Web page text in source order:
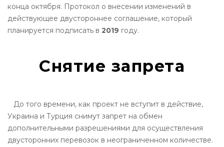
конца октября. Протокол о внесении изменений в
действующее двустороннее соглашение, который
планируется подписать в 2019 году.
Снятие запрета
До того времени, как проект не вступит в действие,
Украина и Турция снимут запрет на обмен
дополнительными разрешениями для осуществления
двусторонних перевозок в неограниченном количестве.